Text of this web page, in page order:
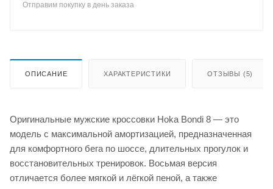
Отправим покупку в день заказа
ОПИСАНИЕ ХАРАКТЕРИСТИКИ ОТЗЫВЫ (5)
Оригинальные мужские кроссовки Hoka Bondi 8 — это
модель с максимальной амортизацией, предназначенная
для комфортного бега по шоссе, длительных прогулок и
восстановительных тренировок. Восьмая версия
отличается более мягкой и лёгкой пеной, а также